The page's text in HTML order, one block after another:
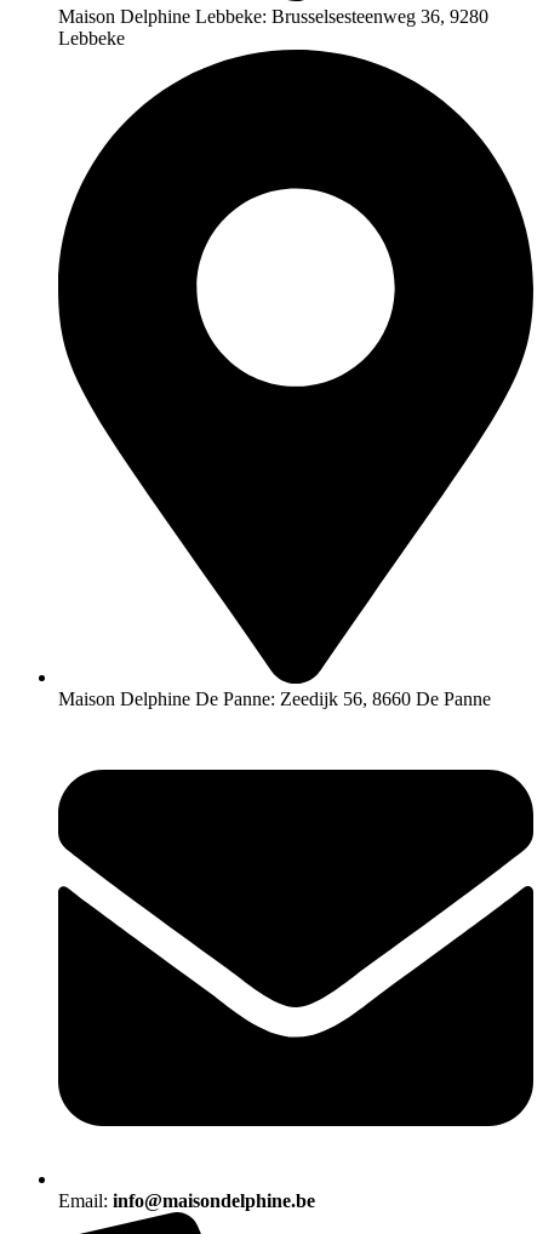
Maison Delphine Lebbeke: Brusselsesteenweg 36, 9280
Lebbeke
Maison Delphine De Panne: Zeedijk 56, 8660 De Panne
Email: info@maisondelphine.be